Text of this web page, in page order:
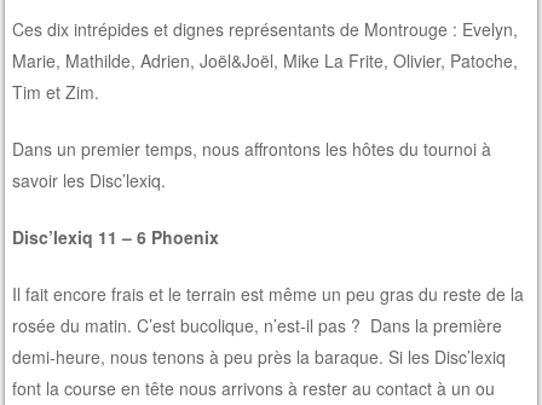
Ces dix intrépides et dignes représentants de Montrouge : Evelyn,
Marie, Mathilde, Adrien, Joël&Joël, Mike La Frite, Olivier, Patoche,
Tim et Zim.
Dans un premier temps, nous affrontons les hôtes du tournoi à
savoir les Disc’lexiq.
Disc’lexiq 11 – 6 Phoenix
Il fait encore frais et le terrain est même un peu gras du reste de la
rosée du matin. C’est bucolique, n’est-il pas ? Dans la première
demi-heure, nous tenons à peu près la baraque. Si les Disc’lexiq
font la course en tête nous arrivons à rester au contact à un ou